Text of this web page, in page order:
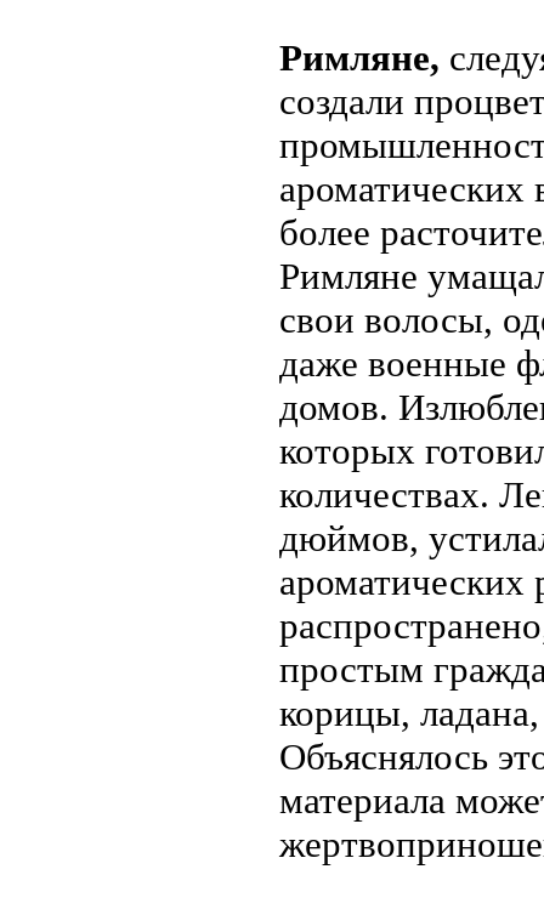
Римляне,
создали
более
Римляне
свои волосы,
даже военные
домов.
которых
количествах.
дюймов,
ароматических
простым
корицы,
Объяснялось
материала